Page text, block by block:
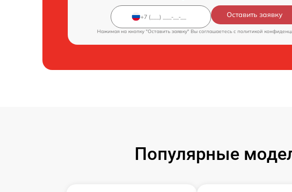
Оставить заявку
Нажимая на кнопку "Оставить заявку" Вы соглашаетесь c политикой
Популярные